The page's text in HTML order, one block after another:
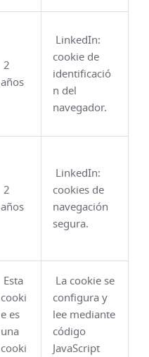
2
años
LinkedIn:
cookie de
identificació
n del
navegador.
2
años
LinkedIn:
cookies de
navegación
segura.
Esta
cooki
e es
una
cooki
La cookie se
configura y
lee mediante
código
JavaScript